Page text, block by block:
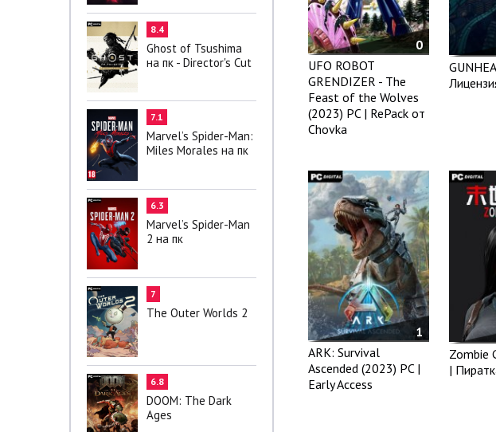
8.4
Ghost of Tsushima
на пк - Director's Cut
7.1
Marvel’s Spider-Man:
Miles Morales на пк
6.3
Marvel’s Spider-Man
2 на пк
7
The Outer Worlds 2
6.8
DOOM: The Dark
Ages
0
UFO ROBOT
GRENDIZER - The
Feast of the Wolves
(2023) PC | RePack от
Chovka
1
ARK: Survival
Ascended (2023) PC |
Early Access
Zombie
|